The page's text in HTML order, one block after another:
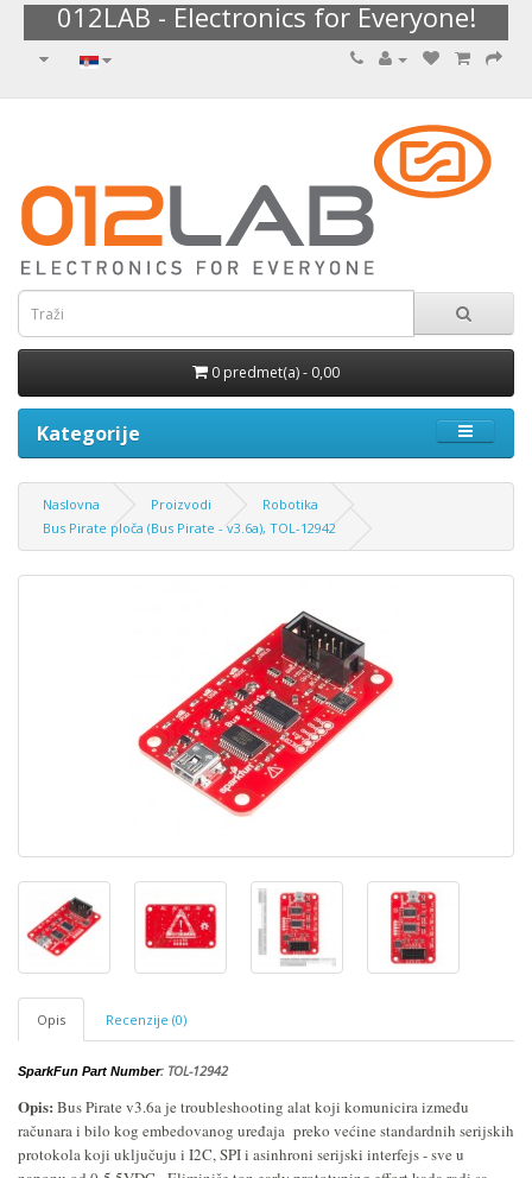
012LAB - Electronics for Everyone!
0 predmet(a) - 0,00
Kategorije
Naslovna Proizvodi
Robotika
Bus Pirate ploča (Bus Pirate - v3.6a), TOL-12942
Opis Recenzije (0)
SparkFun Part Number: TOL-12942
Opis: Bus Pirate v3.6a je troubleshooting alat koji komunicira između
računara i bilo kog embedovanog uređaja preko većine standardnih serijskih
protokola koji uključuju i I2C, SPI i asinhroni serijski interfejs - sve u